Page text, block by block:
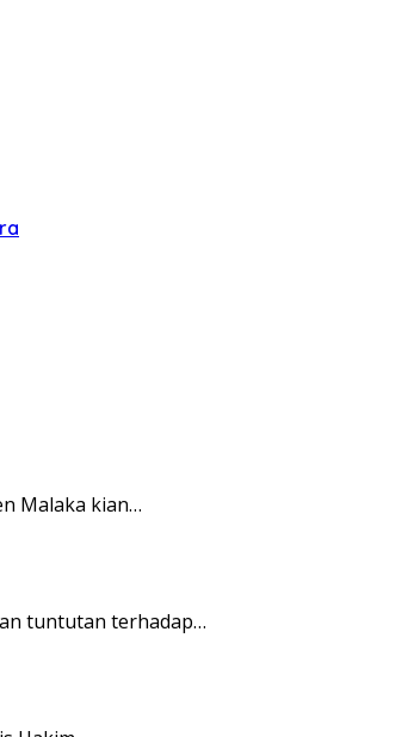
Malaka kian…
tuntutan terhadap…